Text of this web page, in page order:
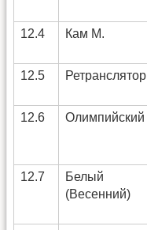
12.4
Кам М.
12.5
Ретранслятор
12.6
Олимпийский
12.7
Белый
(Весенний)